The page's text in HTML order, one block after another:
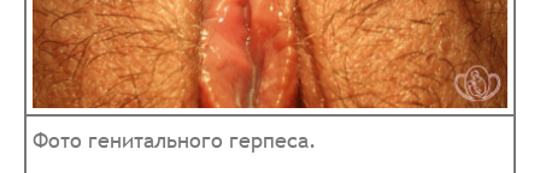
Фото генитального герпеса.